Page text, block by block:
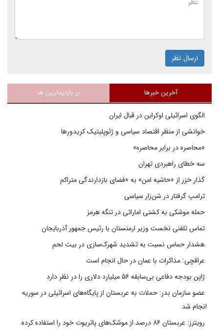
ارسال نظر
آخرین خبرها پر بازدیدترین ها
الگوی اسرائیلی اوکراین در قبال ایران
خوانشی از منظر اقتصاد سیاسی و ژئوپلیتیک کریدورها
«محاصره در برابر محاصره»
سه خطای راهبردی تهران
گذار خزر از «حاشیه امن» به «فضای بازدارندگی متراکم
ترامپ گرفتار در شن‌زار سیاسی
حمله موشکی به کشتی اماراتی در تنگه هرمز
تماس تلفنی نخست وزیر ارمنستان با رئیس جمهور آذربایجان
هشدار حماس نسبت به تشدید شهرک‌سازی در بیت‌ لحم
عراقچی: مذاکرات با عمان در حال انجام است
ژاپن بودجه دفاعی بی‌سابقه ۵۶ میلیارد دلاری را در نظر دارد
عضو سازمان بدر: حملات به عربستان از پایگاه‌های اسرائیلی در سوریه
انجام شد
رویترز: عربستان ۸۶ درصد از موشک‌های پاتریوت خود را استفاده کرده